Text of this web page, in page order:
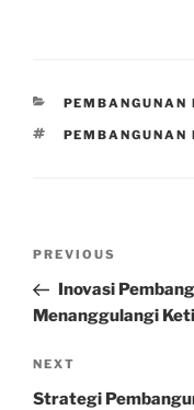
CATEGORIES
PEMBANGUNAN
TAGS
PEMBANGUNAN
Previous
Post
PREVIOUS
Inovasi
Menanggulangi
Next
Post
NEXT
Strategi